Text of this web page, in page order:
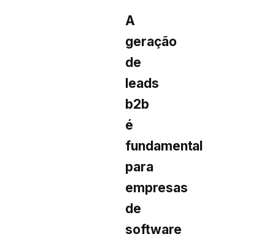
A
geração
de
leads
b2b
é
fundamental
para
empresas
de
software